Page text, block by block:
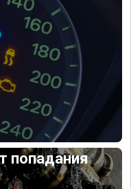
попадания